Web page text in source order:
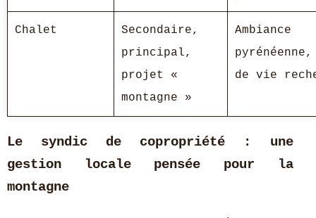
Chalet
Secondaire,
principal,
projet «
montagne »
Ambiance
de vie
Le syndic de copropriété : une
gestion locale pensée pour la
montagne